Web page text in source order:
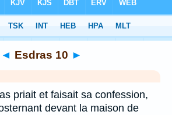
◄ Esdras 10 ►
priait et faisait sa confession,
devant la maison de